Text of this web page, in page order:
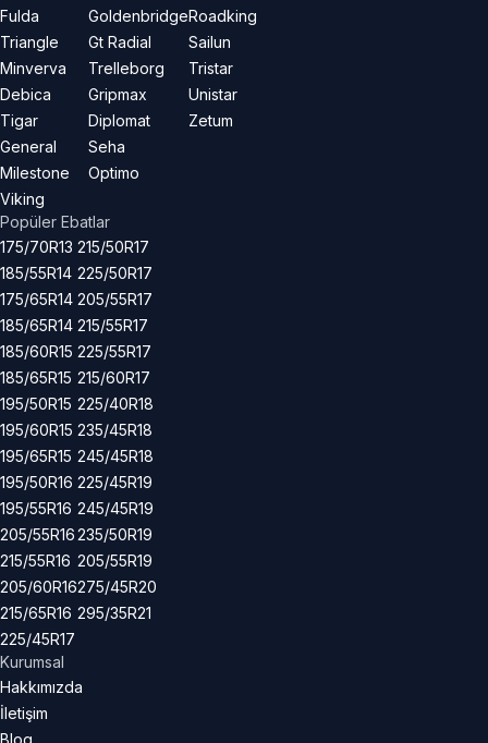
Fulda
Triangle
Minverva
Debica
Tigar
General
Milestone
Viking
Goldenbridge
Gt Radial
Trelleborg
Gripmax
Diplomat
Seha
Optimo
Roadking
Sailun
Tristar
Unistar
Zetum
Popüler Ebatlar
175/70R13
185/55R14
175/65R14
185/65R14
185/60R15
185/65R15
195/50R15
195/60R15
195/65R15
195/50R16
195/55R16
205/55R16
215/55R16
205/60R16
215/65R16
225/45R17
215/50R17
225/50R17
205/55R17
215/55R17
225/55R17
215/60R17
225/40R18
235/45R18
245/45R18
225/45R19
245/45R19
235/50R19
205/55R19
275/45R20
295/35R21
Kurumsal
Hakkımızda
İletişim
Blog